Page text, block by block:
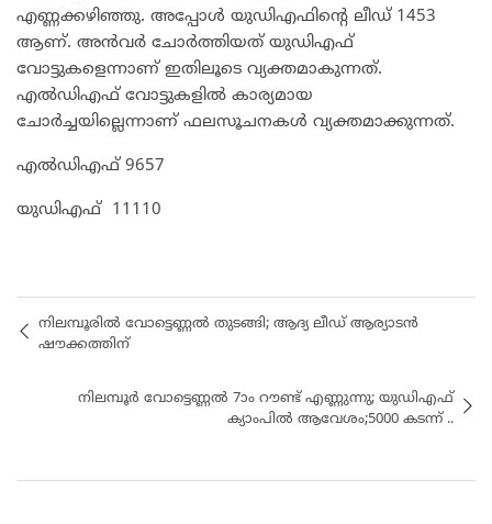
എണ്ണക്കഴിഞ്ഞു. അപ്പോൾ യുഡിഎഫിൻ്റെ ലീഡ് 1453
ആണ്. അൻവർ ചോർത്തിയത് യുഡിഎഫ്
വോട്ടുകളെന്നാണ് ഇതിലൂടെ വ്യക്തമാകുന്നത്.
എൽഡിഎഫ് വോട്ടുകളിൽ കാര്യമായ
ചോർച്ചയില്ലെന്നാണ് ഫലസൂചനകൾ വ്യക്തമാക്കുന്നത്.
എൽഡിഎഫ് 9657
യുഡിഎഫ് 11110
നിലമ്പൂരിൽ വോട്ടെണ്ണൽ തുടങ്ങി; ആദ്യ ലീഡ് ആര്യാടൻ
ഷൗക്കത്തിന്
നിലമ്പൂർ വോട്ടെണ്ണൽ 7ാം റൗണ്ട് എണ്ണുന്നു; യുഡിഎഫ്
ക്യാംപിൽ ആവേശം;5000 കടന്ന് ..